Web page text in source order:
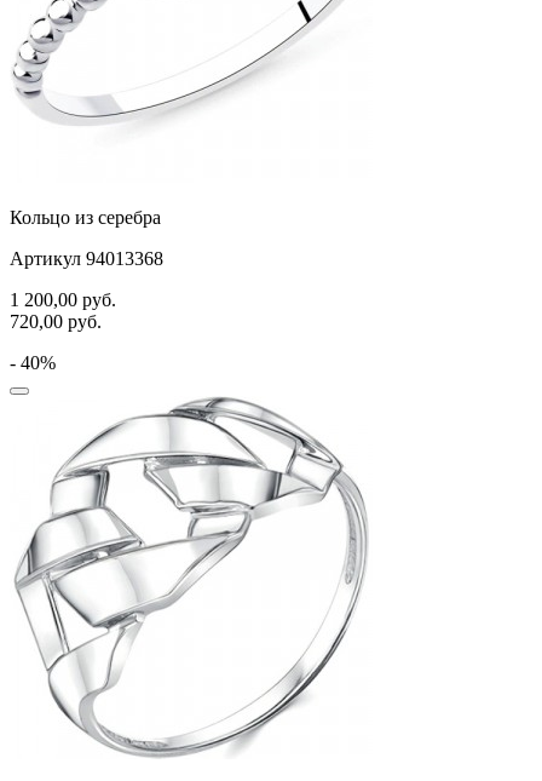
слоны
собаки
спичка
хвост кита
человечки
череп и кости
яблочки
якорь
ящерки
Кольцо из серебра
Артикул 94013368
1 200,00 руб.
720,00 руб.
- 40%